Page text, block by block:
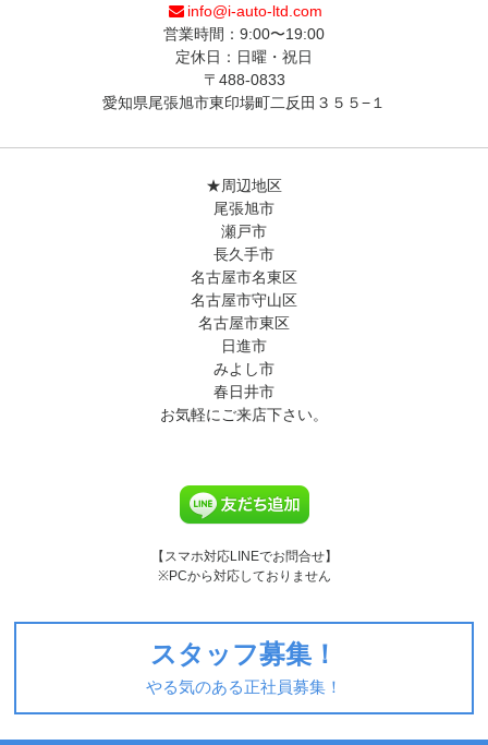
info@i-auto-ltd.com
営業時間：9:00〜19:00
定休日：日曜・祝日
〒488-0833
愛知県尾張旭市東印場町二反田３５５−１
★周辺地区
尾張旭市
瀬戸市
長久手市
名古屋市名東区
名古屋市守山区
名古屋市東区
日進市
みよし市
春日井市
お気軽にご来店下さい。
【スマホ対応LINEでお問合せ】
※PCから対応しておりません
スタッフ募集！
やる気のある正社員募集！